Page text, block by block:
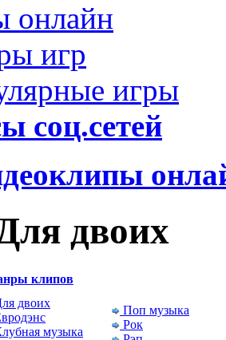
онлайн
игр
игры
соц.сетей
двоих
клипов
двоих
музыка
Поп музыка
Рок